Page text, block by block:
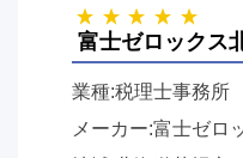
富士ゼロックス
業種:税理士事務所
メーカー:富士ゼロ